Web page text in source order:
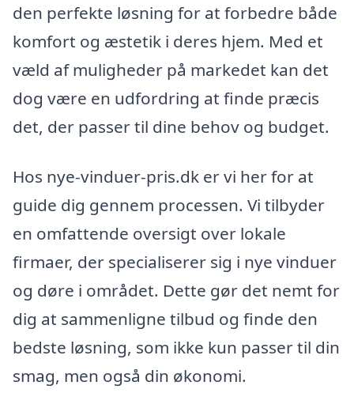
den perfekte løsning for at forbedre både
komfort og æstetik i deres hjem. Med et
væld af muligheder på markedet kan det
dog være en udfordring at finde præcis
det, der passer til dine behov og budget.
Hos nye-vinduer-pris.dk er vi her for at
guide dig gennem processen. Vi tilbyder
en omfattende oversigt over lokale
firmaer, der specialiserer sig i nye vinduer
og døre i området. Dette gør det nemt for
dig at sammenligne tilbud og finde den
bedste løsning, som ikke kun passer til din
smag, men også din økonomi.